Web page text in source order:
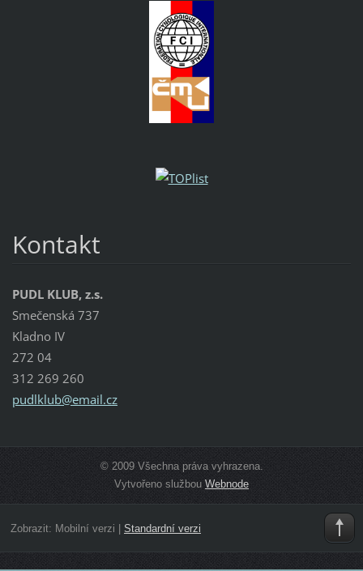
Kontakt
PUDL KLUB, z.s.
Smečenská 737
Kladno IV
272 04
312 269 260
pudlklub@email.cz
© 2009 Všechna práva vyhrazena.
Vytvořeno službou Webnode
Zobrazit: Mobilní verzi Standardní verzi